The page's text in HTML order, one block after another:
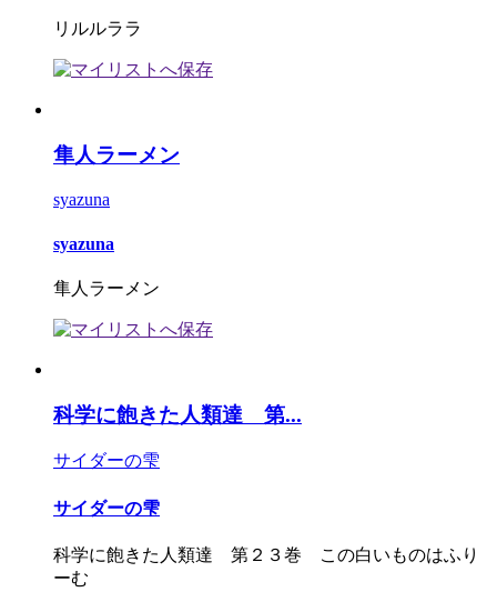
リルルララ
隼人ラーメン
syazuna
syazuna
隼人ラーメン
科学に飽きた人類達 第...
サイダーの雫
サイダーの雫
科学に飽きた人類達 第２３巻 この白いものはふり
ーむ